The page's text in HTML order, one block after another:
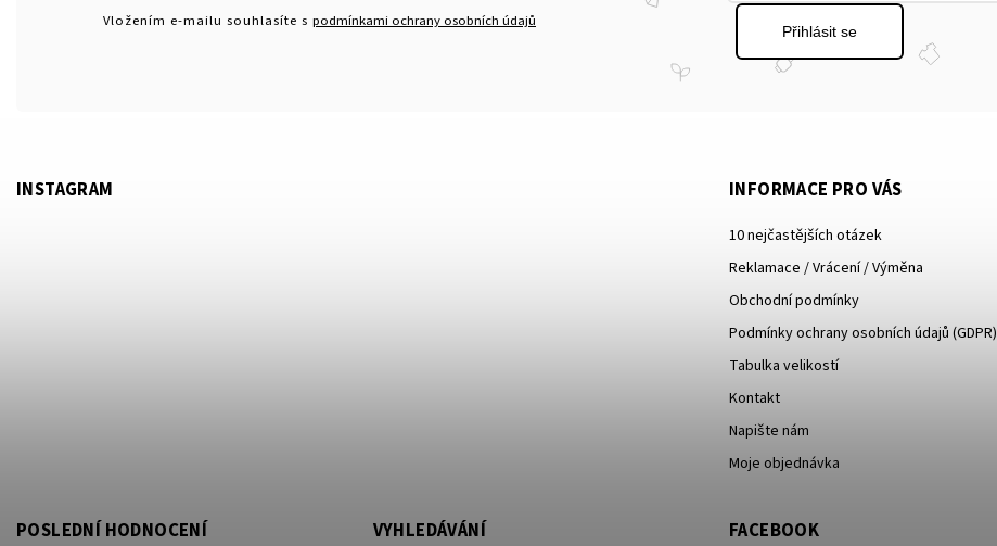
Vložením e-mailu souhlasíte s podmínkami ochrany osobních údajů
Přihlásit se
INSTAGRAM INFORMACE PRO VÁS
10 nejčastějších otázek
Reklamace / Vrácení / Výměna
Obchodní podmínky
Podmínky ochrany osobních údajů (GDPR)
Tabulka velikostí
Kontakt
Napište nám
Moje objednávka
POSLEDNÍ HODNOCENÍ VYHLEDÁVÁNÍ FACEBOOK